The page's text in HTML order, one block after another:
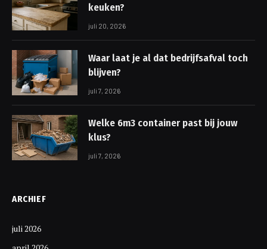
keuken?
juli 20, 2026
Waar laat je al dat bedrijfsafval toch
blijven?
juli 7, 2026
Welke 6m3 container past bij jouw
klus?
juli 7, 2026
ARCHIEF
juli 2026